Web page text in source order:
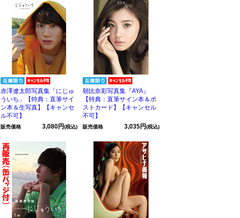
赤澤遼太郎写真集「にじゅ
ういち」【特典：直筆サイ
ン本＆生写真】【キャンセ
ル不可】
販売価格 3,080円(税込)
朝比奈彩写真集『AYA』
【特典：直筆サイン本＆ポ
ストカード】【キャンセル
不可】
販売価格 3,035円(税込)